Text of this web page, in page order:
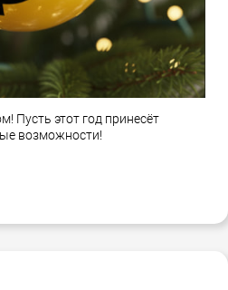
Пусть этот год принесёт
возможности!